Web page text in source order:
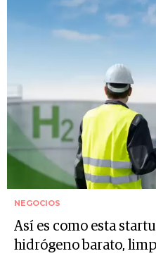
NEGOCIOS
Así es como esta
hidrógeno barato,